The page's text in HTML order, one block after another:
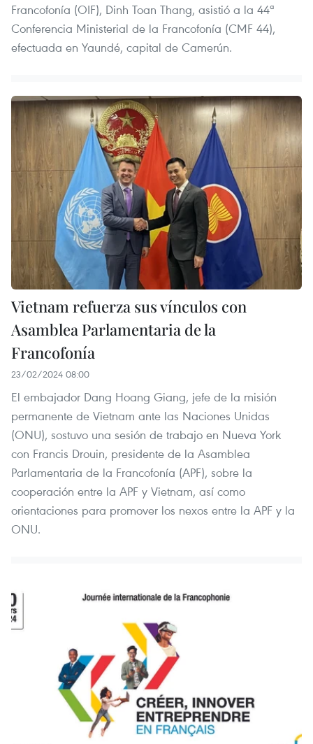
Francofonía (OIF), Dinh Toan Thang, asistió a la 44ª
Conferencia Ministerial de la Francofonía (CMF 44),
efectuada en Yaundé, capital de Camerún.
Vietnam refuerza sus vínculos con
Asamblea Parlamentaria de la
Francofonía
23/02/2024 08:00
El embajador Dang Hoang Giang, jefe de la misión
permanente de Vietnam ante las Naciones Unidas
(ONU), sostuvo una sesión de trabajo en Nueva York
con Francis Drouin, presidente de la Asamblea
Parlamentaria de la Francofonía (APF), sobre la
cooperación entre la APF y Vietnam, así como
orientaciones para promover los nexos entre la APF y la
ONU.